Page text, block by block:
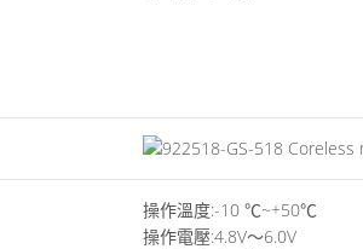
操作溫度:-10 ℃~+50℃
操作電壓:4.8V～6.0V